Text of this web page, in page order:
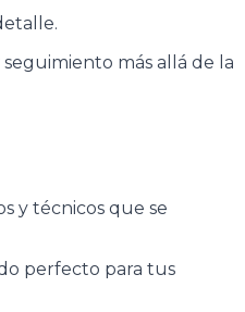
más allá de la
y técnicos que se
perfecto para tus